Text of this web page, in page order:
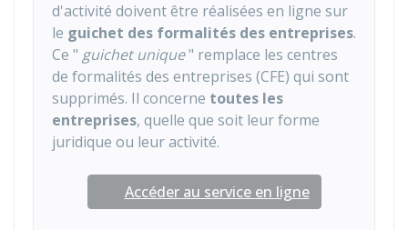
d'activité doivent être réalisées en ligne sur
le guichet des formalités des entreprises.
Ce " guichet unique" remplace les centres
de formalités des entreprises (CFE) qui sont
supprimés. Il concerne toutes les
entreprises, quelle que soit leur forme
juridique ou leur activité.
Accéder au service en ligne